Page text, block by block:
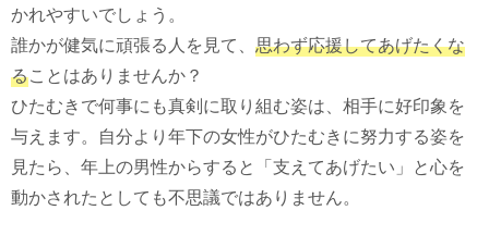
かれやすいでしょう。
誰かが健気に頑張る人を見て、 思わず応援してあげたくな
ることはありませんか？
ひたむきで何事にも真剣に取り組む姿は、相手に好印象を
与えます。自分より年下の女性がひたむきに努力する姿を
見たら、年上の男性からすると「支えてあげたい」と心を
動かされたとしても不思議ではありません。